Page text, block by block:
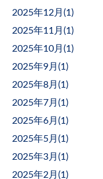
2025年12月(1 )
2025年11月(1 )
2025年10月(1 )
2025年9月(1 )
2025年8月(1 )
2025年7月(1 )
2025年6月(1 )
2025年5月(1 )
2025年3月(1 )
2025年2月(1 )